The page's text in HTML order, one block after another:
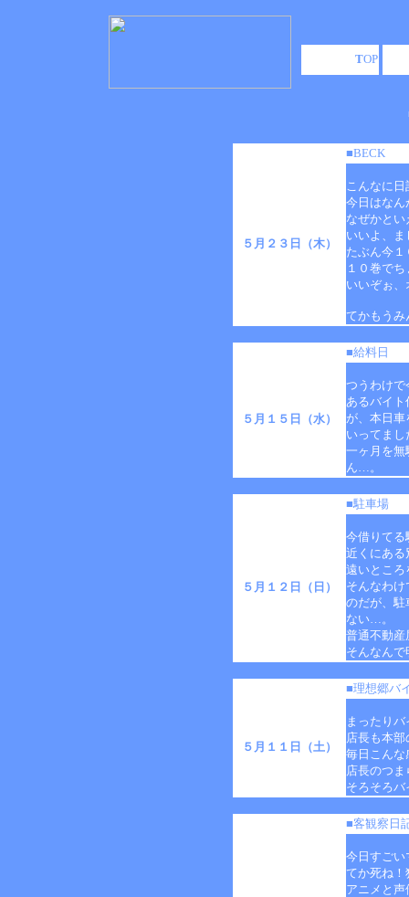
TOP
■BECK
５月２３日（木）
こんなに
今日はなん
なぜかと
いいよ、
たぶん今
１０巻で
いいぞぉ
てかもうみ
■給料日
５月１５日（水）
つうわけで
あるバイト
が、本日
いってま
一ヶ月を無
ん…。
■駐車場
５月１２日（日）
今借りてる
近くにある
遠いところ
そんなわ
のだが、駐
ない…。
普通不動産
そんなん
■理想郷バ
５月１１日（土）
まったりバ
店長も本
毎日こんな
店長のつ
そろそろ
■客観察日
今日すごい
てか死ね！
アニメと